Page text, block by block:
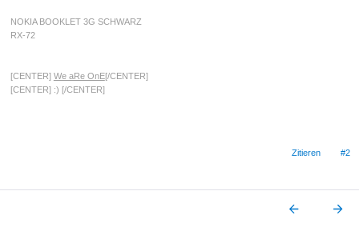
NOKIA BOOKLET 3G SCHWARZ
RX-72
[CENTER] We aRe OnE[/CENTER]
[CENTER] :) [/CENTER]
Zitieren #2